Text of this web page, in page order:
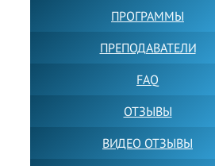
ПРОГРАММЫ
ПРЕПОДАВАТЕЛИ
FAQ
ОТЗЫВЫ
ВИДЕО ОТЗЫВЫ